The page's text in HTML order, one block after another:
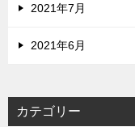
2021年7月
2021年6月
カテゴリー